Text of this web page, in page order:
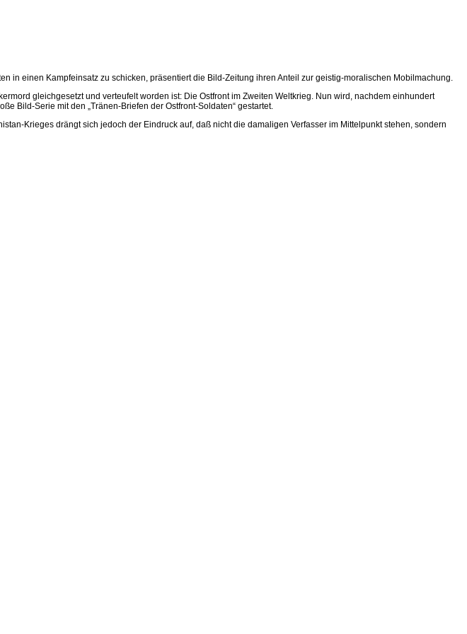
in einen Kampfeinsatz zu schicken, präsentiert die Bild-Zeitung ihren Anteil zur geistig-moralischen Mobilmachung.
gleichgesetzt und verteufelt worden ist: Die Ostfront im Zweiten Weltkrieg. Nun wird, nachdem einhundert
Bild-Serie mit den „Tränen-Briefen der Ostfront-Soldaten“ gestartet.
Krieges drängt sich jedoch der Eindruck auf, daß nicht die damaligen Verfasser im Mittelpunkt stehen, sondern